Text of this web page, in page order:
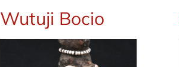
Wutuji Bocio